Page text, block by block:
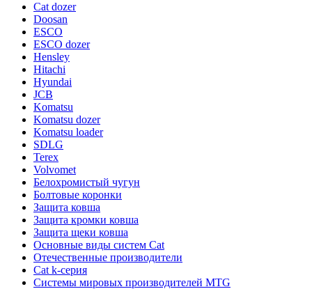
Cat dozer
Doosan
ESCO
ESCO dozer
Hensley
Hitachi
Hyundai
JCB
Komatsu
Komatsu dozer
Komatsu loader
SDLG
Terex
Volvomet
Белохромистый чугун
Болтовые коронки
Защита ковша
Защита кромки ковша
Защита щеки ковша
Основные виды систем Cat
Отечественные производители
Сat k-серия
Системы мировых производителей MTG